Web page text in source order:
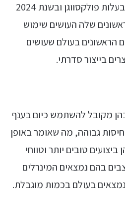
ש-75% ממנה נמצאים בבעלות פולקסווגן ובשנת 2024
שלה העושים שימוש
הראשונים בעולם שעושים
בייצור סדרתי.
מקובל להשתמש כיום בענף
גבוהה, מה שאומר באופן
טובים יותר וטווחי
בהם נמצאים המינרלים
בעולם בכמות מוגבלת.